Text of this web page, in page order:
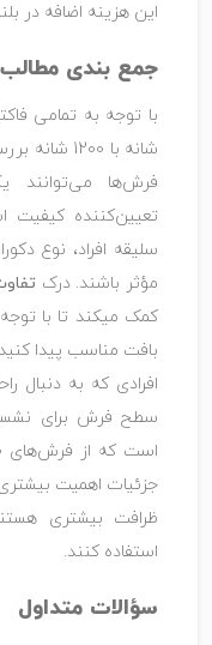
این هزینه اضافه در
جمع بندی مطالب
شانه با
فرش‌ها می‌توانند
تعیین‌کننده کیفیت
سلیقه افراد، نوع
مؤثر باشند. درکتفاوت فرش
کمک میکند تا با
بافت مناسب پیدا
افرادی که به دنبال
سطح فرش برای
جزئیات اهمیت
استفاده کنند.
سؤالات متداول